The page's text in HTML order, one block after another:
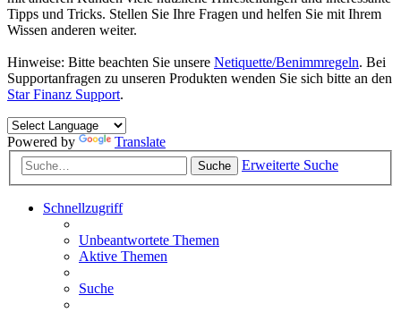
Tipps und Tricks. Stellen Sie Ihre Fragen und helfen Sie mit Ihrem
Wissen anderen weiter.
Hinweise: Bitte beachten Sie unsere Netiquette/Benimmregeln. Bei
Supportanfragen zu unseren Produkten wenden Sie sich bitte an den
Star Finanz Support.
Powered by Translate
Suche Erweiterte Suche
Schnellzugriff
Unbeantwortete Themen
Aktive Themen
Suche